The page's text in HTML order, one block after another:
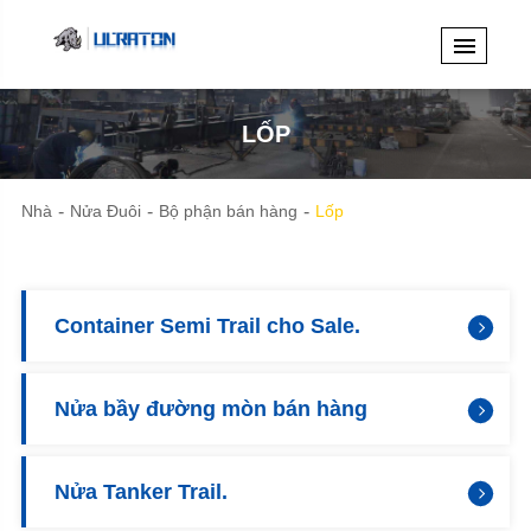
LỐP
Nhà Nửa Đuôi Bộ phận bán hàng Lốp
Container Semi Trail cho Sale.
Nửa bầy đường mòn bán hàng
Nửa Tanker Trail.